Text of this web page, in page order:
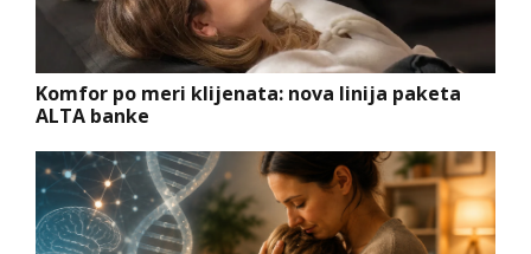
Komfor po meri klijenata: nova linija paketa
ALTA banke